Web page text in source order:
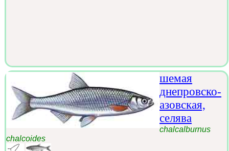
шемая
днепровско-
азовская,
селява
chalcalburnus
chalcoides